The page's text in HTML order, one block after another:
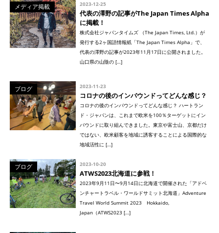
メディア掲載 2023-12-25
代表の澤野の記事がThe Japan Times Alpha
に掲載！
株式会社ジャパンタイムズ （The Japan Times, Ltd.）が
発行する2ヶ国語情報紙「The Japan Times Alpha」で、
代表の澤野の記事が2023年11月17日に公開されました。
山口県の山陰の […]
ブログ 2023-11-23
コロナの後のインバウンドってどんな感じ？
コロナの後のインバウンドってどんな感じ？ ハートラン
ド・ジャパンは、これまで欧米を100％ターゲットにイン
バウンドに取り組んできました。東京や富士山、京都だけ
ではない、欧米顧客を地域に誘客することによる国際的な
地域活性に […]
ブログ 2023-10-20
ATWS2023北海道に参戦！
2023年9月11日〜9月14日に北海道で開催された「アドベ
ンチャートラベル・ワールドサミット北海道」Adventure
Travel World Summit 2023 Hokkaido,
Japan（ATWS2023 […]